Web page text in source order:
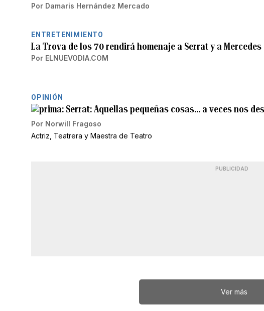
Por Damaris Hernández Mercado
ENTRETENIMIENTO
La Trova de los 70 rendirá homenaje a Serrat y a Mercedes
Por ELNUEVODIA.COM
OPINIÓN
Serrat: Aquellas pequeñas cosas... a veces nos
Por Norwill Fragoso
Actriz, Teatrera y Maestra de Teatro
PUBLICIDAD
Ver más